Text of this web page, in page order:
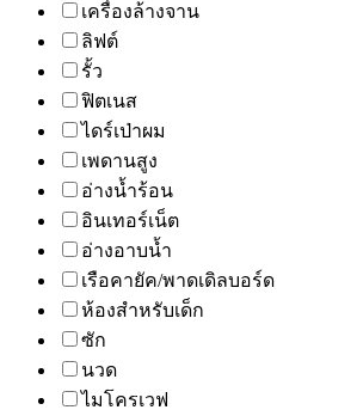
เครื่องล้างจาน
ลิฟต์
รั้ว
ฟิตเนส
ไดร์เป่าผม
เพดานสูง
อ่างน้ำร้อน
อินเทอร์เน็ต
อ่างอาบน้ำ
เรือคายัค/พาดเดิลบอร์ด
ห้องสำหรับเด็ก
ซัก
นวด
ไมโครเวฟ